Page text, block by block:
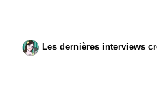
Les dernières interviews